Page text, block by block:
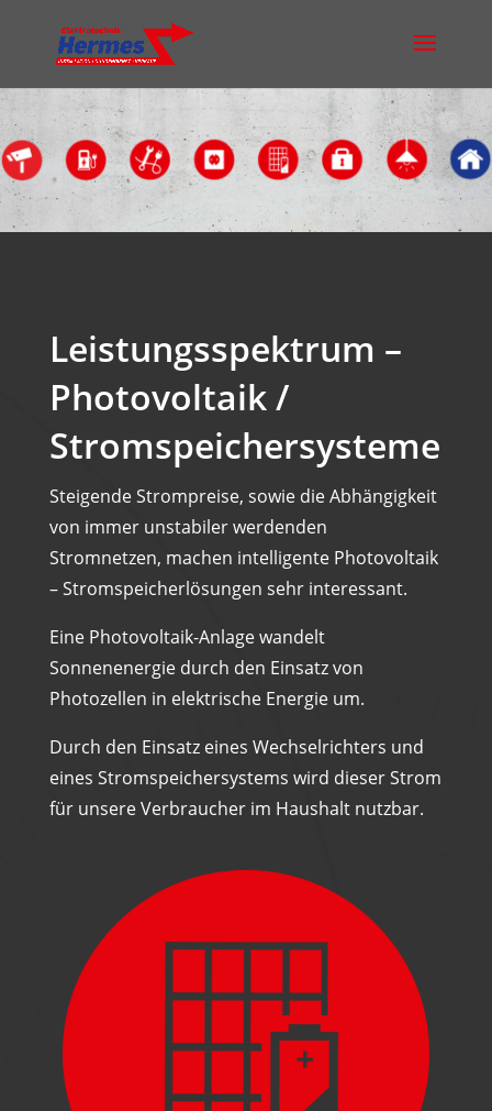
Leistungsspektrum –
Photovoltaik /
Stromspeichersysteme
Steigende Strompreise, sowie die Abhängigkeit
von immer unstabiler werdenden
Stromnetzen, machen intelligente Photovoltaik
– Stromspeicherlösungen sehr interessant.
Eine Photovoltaik-Anlage wandelt
Sonnenenergie durch den Einsatz von
Photozellen in elektrische Energie um.
Durch den Einsatz eines Wechselrichters und
eines Stromspeichersystems wird dieser Strom
für unsere Verbraucher im Haushalt nutzbar.